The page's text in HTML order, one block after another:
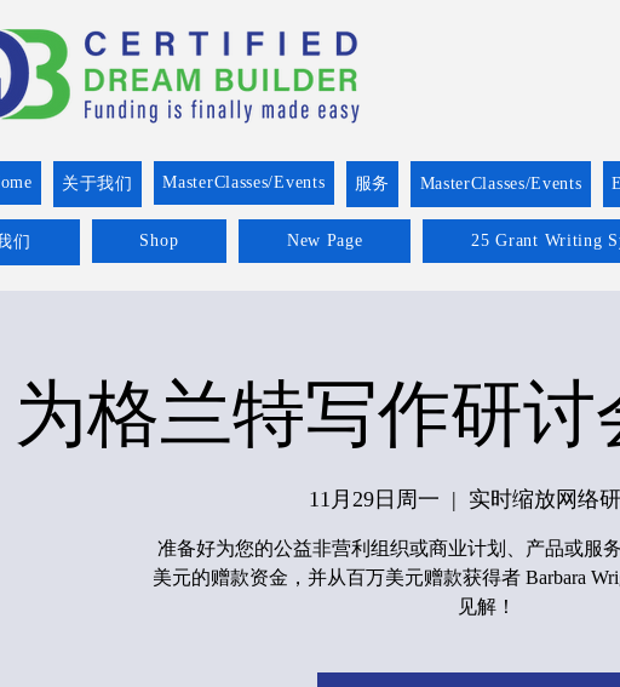
关于我们 MasterClasses/Events 服务 MasterClasses/Events
们 Shop New Page 25 Grant Writing
为格兰特写作研
11月29日周一
  |
实时缩放网络
准备好为您的公益非营利组织或商业计划、产品或服务
美元的赠款资金，并从百万美元赠款获得者 Barbara
见解！